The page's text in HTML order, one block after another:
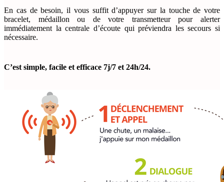
En cas de besoin, il vous suffit d’appuyer sur la touche de votre
bracelet, médaillon ou de votre transmetteur pour alerter
immédiatement la centrale d’écoute qui préviendra les secours si
nécessaire.
C’est simple, facile et efficace 7j/7 et 24h/24.